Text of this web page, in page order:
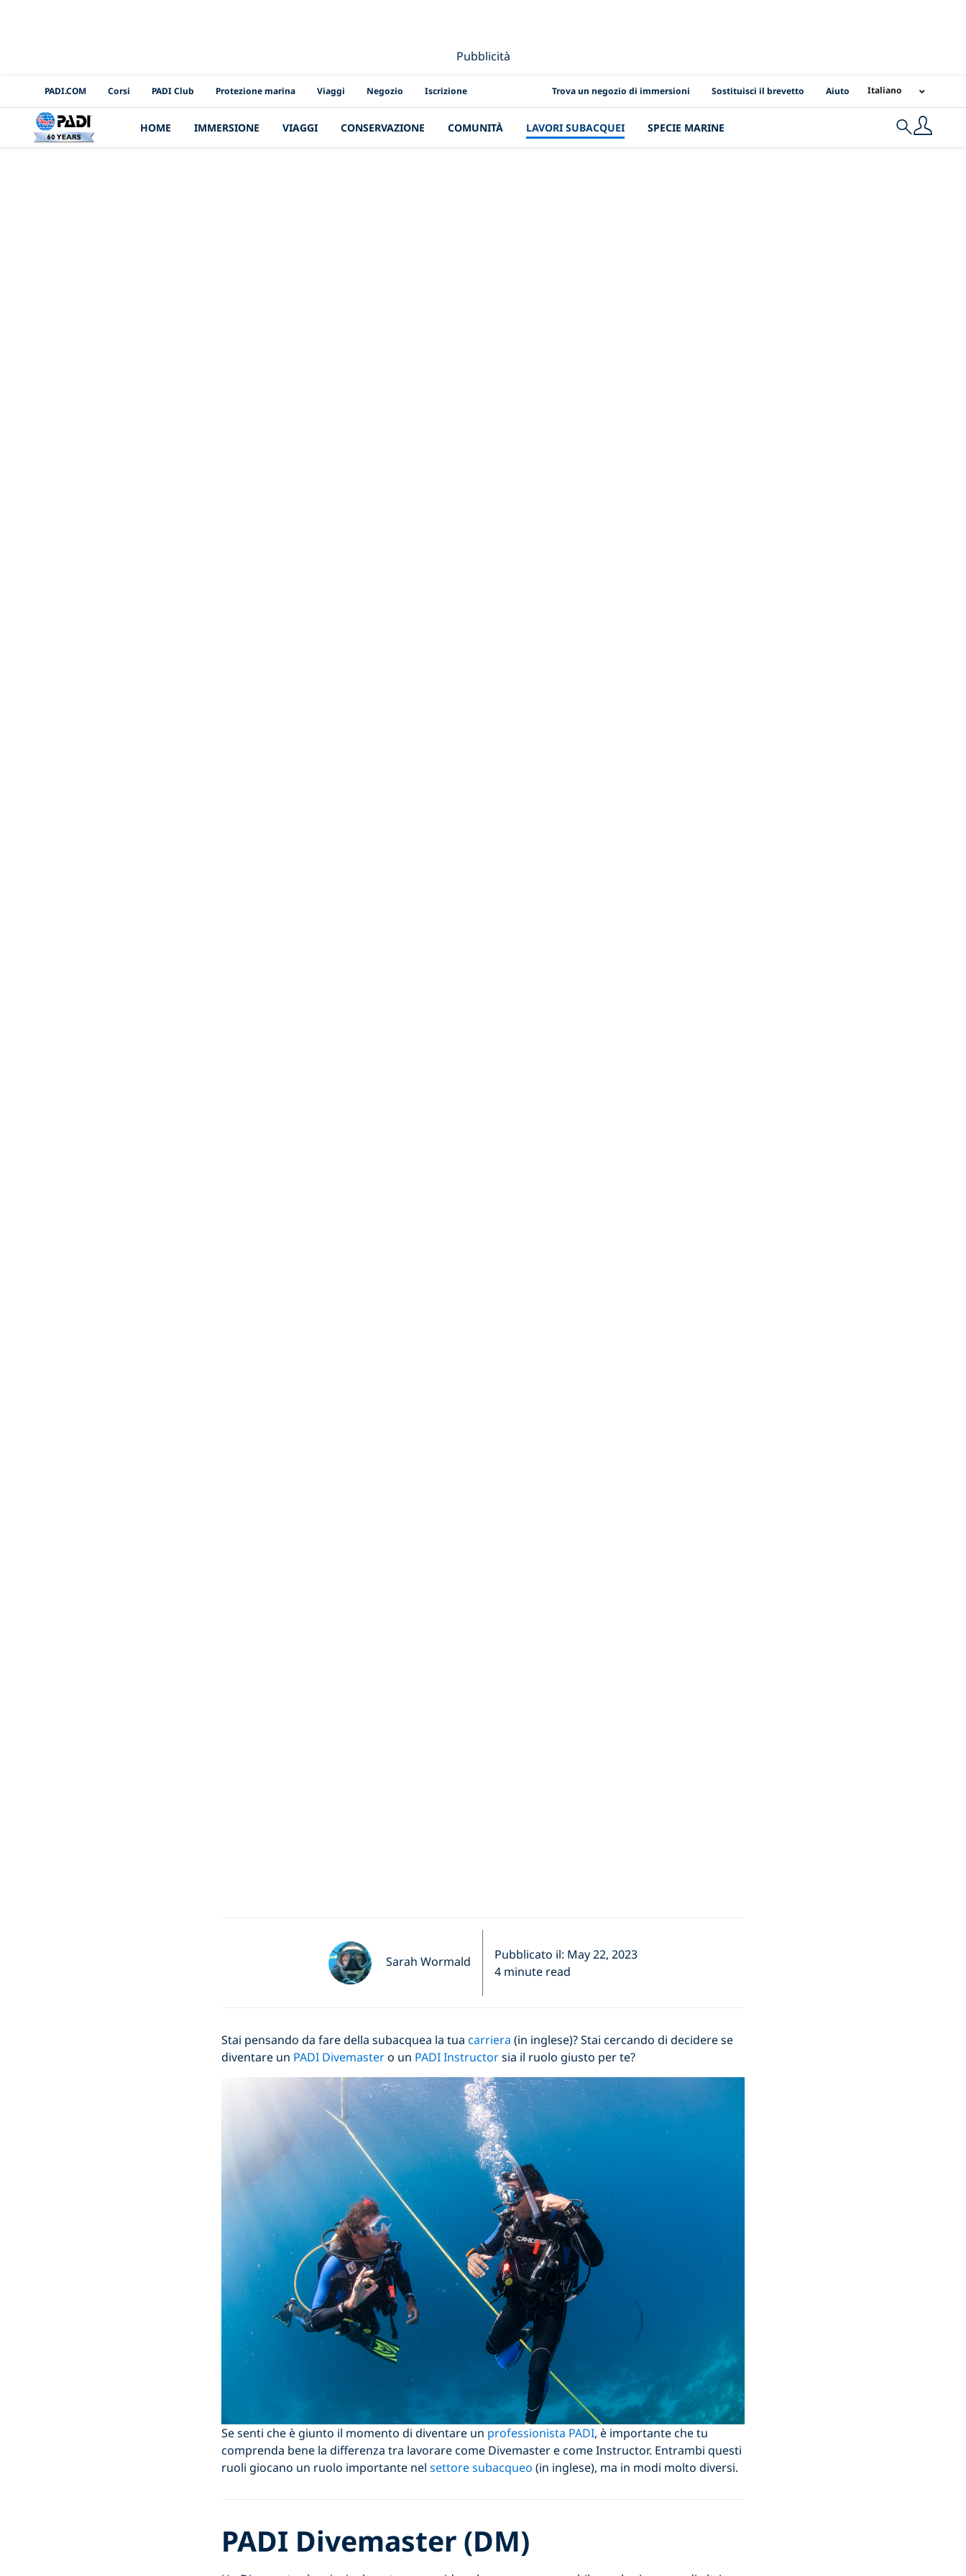
Pubblicità
PADI Channels
PADI.COM Corsi PADI Club Protezione marina Viaggi Negozio Iscrizione PADI Location Links
Trova un negozio di immersioni Sostituisci il brevetto Aiuto Italiano
HOME IMMERSIONE VIAGGI CONSERVAZIONE COMUNITÀ LAVORI SUBACQUEI SPECIE MARINE Search
Sarah Wormald
Pubblicato il: May 22, 2023
4 minute read
Stai pensando da fare della subacquea la tua carriera (in inglese)? Stai cercando di decidere se
diventare un PADI Divemastero un PADI Instructorsia il ruolo giusto per te?
Se senti che è giunto il momento di diventare un professionista PADI, è importante che tu
comprenda bene la differenza tra lavorare come Divemaster e come Instructor. Entrambi questi
ruoli giocano un ruolo importante nel settore subacqueo (in inglese), ma in modi molto diversi.
PADI Divemaster (DM)